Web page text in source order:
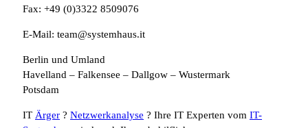
Fax: +49 (0)3322 8509076
E-Mail: team@systemhaus.it
Berlin und Umland
Havelland – Falkensee – Dallgow – Wustermark
Potsdam
IT Ärger ? Netzwerkanalyse ? Ihre IT Experten vom IT-